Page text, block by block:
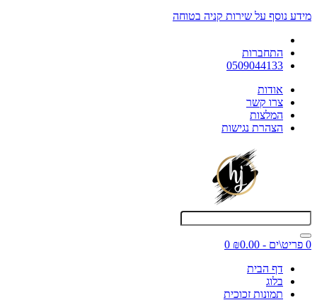
מידע נוסף על שירות קניה בטוחה
התחברות
0509044133
אודות
צרו קשר
המלצות
הצהרת נגישות
0 פריט\ים - ₪0.00
0
דף הבית
בלוג
תמונות זכוכית